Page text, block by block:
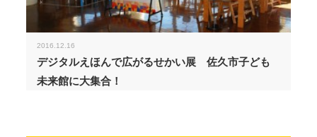
2016.12.16
デジタルえほんで広がるせかい展 佐久市子ども
未来館に大集合！